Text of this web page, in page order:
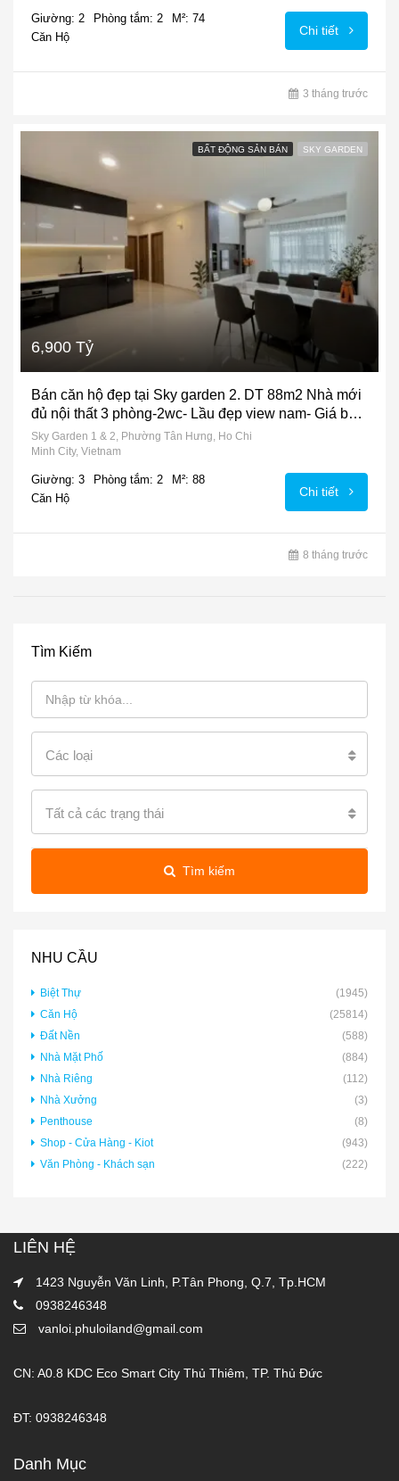
Giường: 2 Phòng tắm: 2
M²: 74
Căn Hộ
Chi tiết
3 tháng trước
BẤT ĐỘNG SẢN BÁN SKY GARDEN
6,900 Tỷ
Bán căn hộ đẹp tại Sky garden 2. DT 88m2 Nhà mới
đủ nội thất 3 phòng-2wc- Lầu đẹp view nam- Giá bán
6.9 Tỷ
Sky Garden 1 & 2, Phường Tân Hưng, Ho Chi
Minh City, Vietnam
Giường: 3 Phòng tắm: 2
M²: 88
Căn Hộ
Chi tiết
8 tháng trước
Tìm Kiếm
Các loại
Tất cả các trạng thái
Tìm kiếm
NHU CẦU
Biệt Thự
(1945)
Căn Hộ
(25814)
Đất Nền
(588)
Nhà Mặt Phố
(884)
Nhà Riêng
(112)
Nhà Xưởng
(3)
Penthouse
(8)
Shop - Cửa Hàng - Kiot
(943)
Văn Phòng - Khách sạn
(222)
LIÊN HỆ
1423 Nguyễn Văn Linh, P.Tân Phong, Q.7, Tp.HCM
0938246348
vanloi.phuloiland@gmail.com
CN: A0.8 KDC Eco Smart City Thủ Thiêm, TP. Thủ Đức
ĐT: 0938246348
Danh Mục